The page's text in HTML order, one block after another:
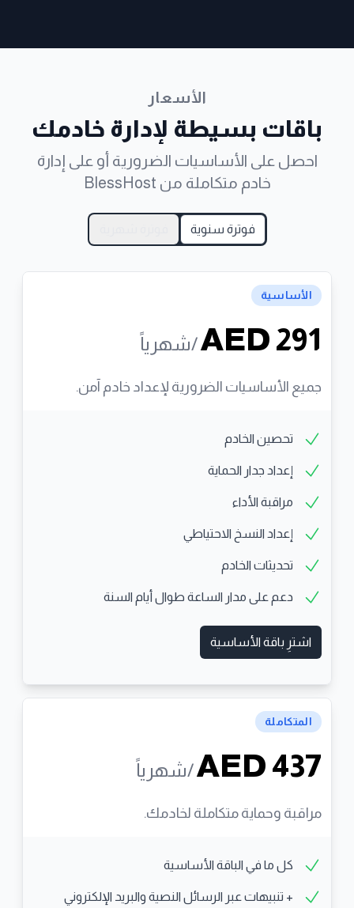
الأسعار
باقات بسيطة لإدارة خادمك
احصل على الأساسيات الضرورية أو على إدارة
خادم متكاملة من BlessHost
فوترة سنوية
الأساسية
AED 291/شهرياً
جميع الأساسيات الضرورية لإعداد خادم آمن.
تحصين الخادم
إعداد جدار الحماية
مراقبة الأداء
إعداد النسخ الاحتياطي
تحديثات الخادم
دعم على مدار الساعة طوال أيام السنة
اشترِ باقة الأساسية
المتكاملة
AED 437/شهرياً
مراقبة وحماية متكاملة لخادمك.
كل ما في الباقة الأساسية
+ تنبيهات عبر الرسائل النصية والبريد الإلكتروني